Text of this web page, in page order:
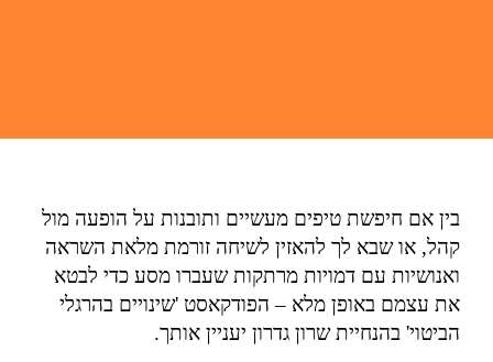
בין אם חיפשת טיפים מעשיים ותובנות על הופעה מול
קהל, או שבא לך להאזין לשיחה זורמת מלאת השראה
ואנושיות עם דמויות מרתקות שעברו מסע כדי לבטא
את עצמם באופן מלא – הפודקאסט 'שינויים בהרגלי
הביטוי' בהנחיית שרון גדרון יעניין אותך.